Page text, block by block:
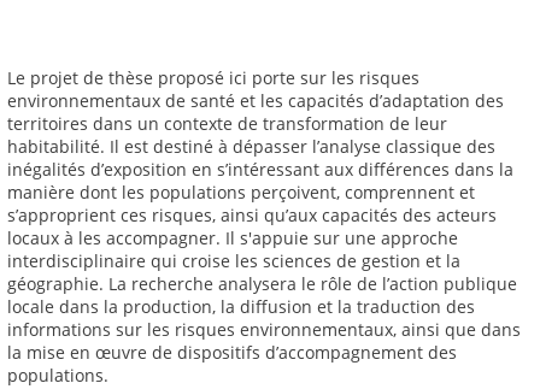
Le projet de thèse proposé ici porte sur les risques
environnementaux de santé et les capacités d’adaptation des
territoires dans un contexte de transformation de leur
habitabilité. Il est destiné à dépasser l’analyse classique des
inégalités d’exposition en s’intéressant aux différences dans la
manière dont les populations perçoivent, comprennent et
s’approprient ces risques, ainsi qu’aux capacités des acteurs
locaux à les accompagner. Il s'appuie sur une approche
interdisciplinaire qui croise les sciences de gestion et la
géographie. La recherche analysera le rôle de l’action publique
locale dans la production, la diffusion et la traduction des
informations sur les risques environnementaux, ainsi que dans
la mise en œuvre de dispositifs d’accompagnement des
populations.